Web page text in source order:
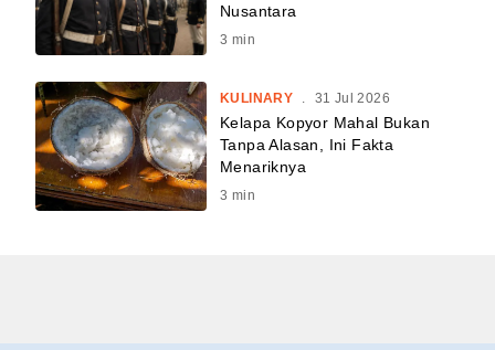
Nusantara
3 min
KULINARY 31 Jul 2026
Kelapa Kopyor Mahal Bukan
Tanpa Alasan, Ini Fakta
Menariknya
3 min